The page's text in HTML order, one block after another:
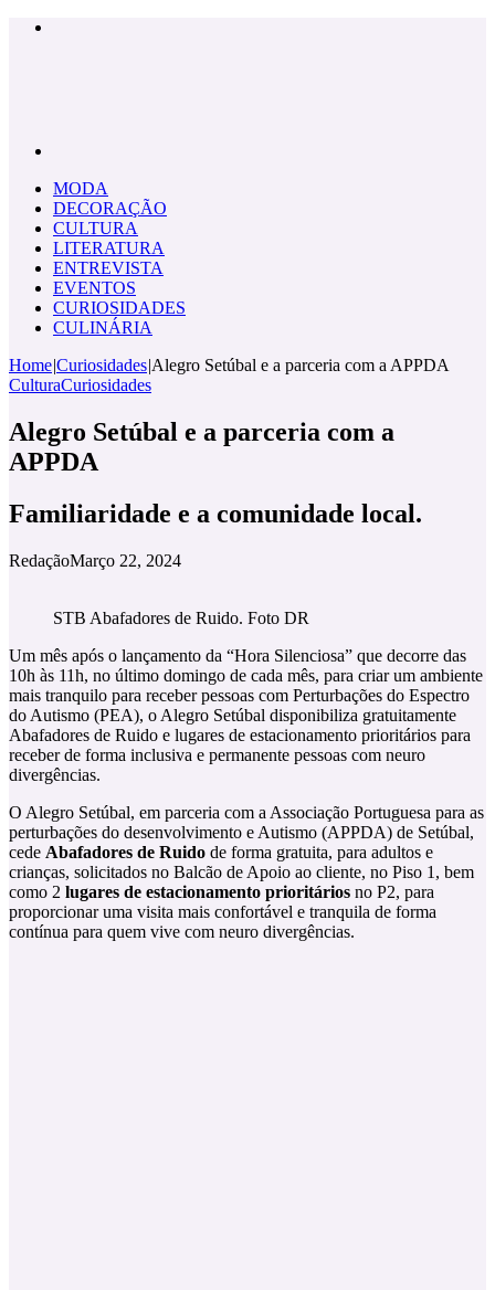
MODA
DECORAÇÃO
CULTURA
LITERATURA
ENTREVISTA
EVENTOS
CURIOSIDADES
CULINÁRIA
Home|Curiosidades|Alegro Setúbal e a parceria com a APPDA
CulturaCuriosidades
Alegro Setúbal e a parceria com a
APPDA
Familiaridade e a comunidade local.
RedaçãoMarço 22, 2024
STB Abafadores de Ruido. Foto DR
Um mês após o lançamento da “Hora Silenciosa” que decorre das
10h às 11h, no último domingo de cada mês, para criar um ambiente
mais tranquilo para receber pessoas com Perturbações do Espectro
do Autismo (PEA), o Alegro Setúbal disponibiliza gratuitamente
Abafadores de Ruido e lugares de estacionamento prioritários para
receber de forma inclusiva e permanente pessoas com neuro
divergências.
O Alegro Setúbal, em parceria com a Associação Portuguesa para as
perturbações do desenvolvimento e Autismo (APPDA) de Setúbal,
cede Abafadores de Ruido de forma gratuita, para adultos e
crianças, solicitados no Balcão de Apoio ao cliente, no Piso 1, bem
como 2 lugares de estacionamento prioritários no P2, para
proporcionar uma visita mais confortável e tranquila de forma
contínua para quem vive com neuro divergências.